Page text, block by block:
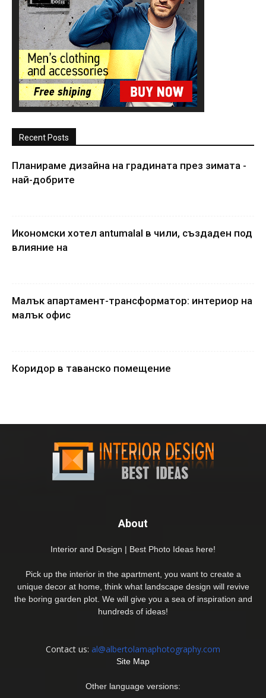
Recent Posts
Планираме дизайна на градината през зимата -
най-добрите
Икономски хотел antumalal в чили, създаден под
влияние на
Малък апартамент-трансформатор: интериор на
малък офис
Коридор в таванско помещение
About
Interior and Design | Best Photo Ideas here!
Pick up the interior in the apartment, you want to create a
unique decor at home, think what landscape design will revive
the boring garden plot. We will give you a sea of inspiration and
hundreds of ideas!
Contact us: al@albertolamaphotography.com
Site Map
Other language versions: